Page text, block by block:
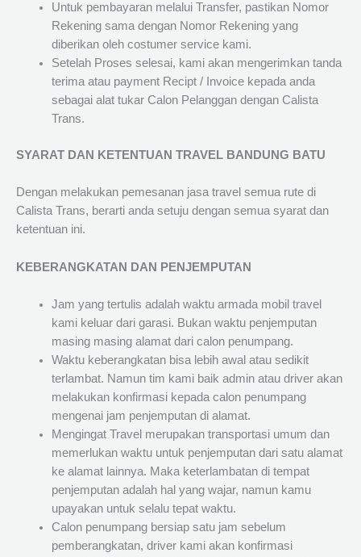
Untuk pembayaran melalui Transfer, pastikan Nomor
Rekening sama dengan Nomor Rekening yang
diberikan oleh costumer service kami.
Setelah Proses selesai, kami akan mengerimkan tanda
terima atau payment Recipt / Invoice kepada anda
sebagai alat tukar Calon Pelanggan dengan Calista
Trans.
SYARAT DAN KETENTUAN TRAVEL BANDUNG BATU
Dengan melakukan pemesanan jasa travel semua rute di
Calista Trans, berarti anda setuju dengan semua syarat dan
ketentuan ini.
KEBERANGKATAN DAN PENJEMPUTAN
Jam yang tertulis adalah waktu armada mobil travel
kami keluar dari garasi. Bukan waktu penjemputan
masing masing alamat dari calon penumpang.
Waktu keberangkatan bisa lebih awal atau sedikit
terlambat. Namun tim kami baik admin atau driver akan
melakukan konfirmasi kepada calon penumpang
mengenai jam penjemputan di alamat.
Mengingat Travel merupakan transportasi umum dan
memerlukan waktu untuk penjemputan dari satu alamat
ke alamat lainnya. Maka keterlambatan di tempat
penjemputan adalah hal yang wajar, namun kamu
upayakan untuk selalu tepat waktu.
Calon penumpang bersiap satu jam sebelum
pemberangkatan, driver kami akan konfirmasi